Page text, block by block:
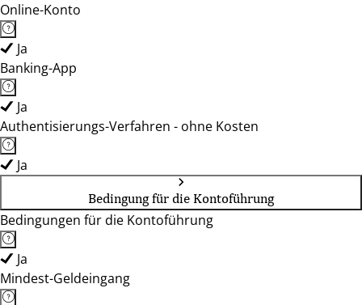
Online-Konto
Ja
Banking-App
Ja
Authentisierungs-Verfahren - ohne Kosten
Ja
Bedingung für die Kontoführung
Bedingungen für die Kontoführung
Ja
Mindest-Geldeingang